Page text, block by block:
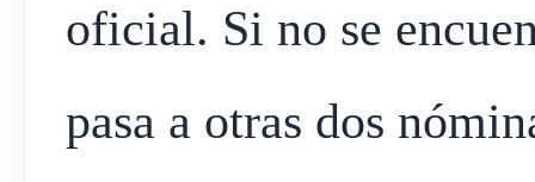
oficial. Si no se
pasa a otras dos